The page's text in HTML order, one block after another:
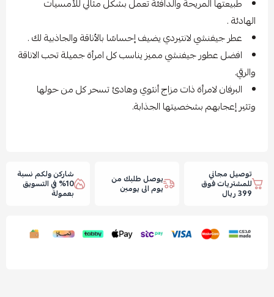
طبيعتها المريحة والدافئة تعمل بشكل مثالي للأمسيات
الهادئة .
عطر جيفنشي لانتيردي يضيف إحساسًا بالأناقة والجاذبية لك .
افضل عطور جيفنشي مميز يناسب كل امرأة جميلة تحب الاناقة
والرقي.
البرفان لامرأة ذات مزاج أنثوي وهادئ تسحر كل من حولها
وتثير إعجابهم بشخصيتها الجذابة.
توصيل مجاني
للمشتريات فوق
399 ريال
يوصل طلبك من
يوم الى يومين
شاركن ولكم نسبة
10% في التسويق
بعمولة